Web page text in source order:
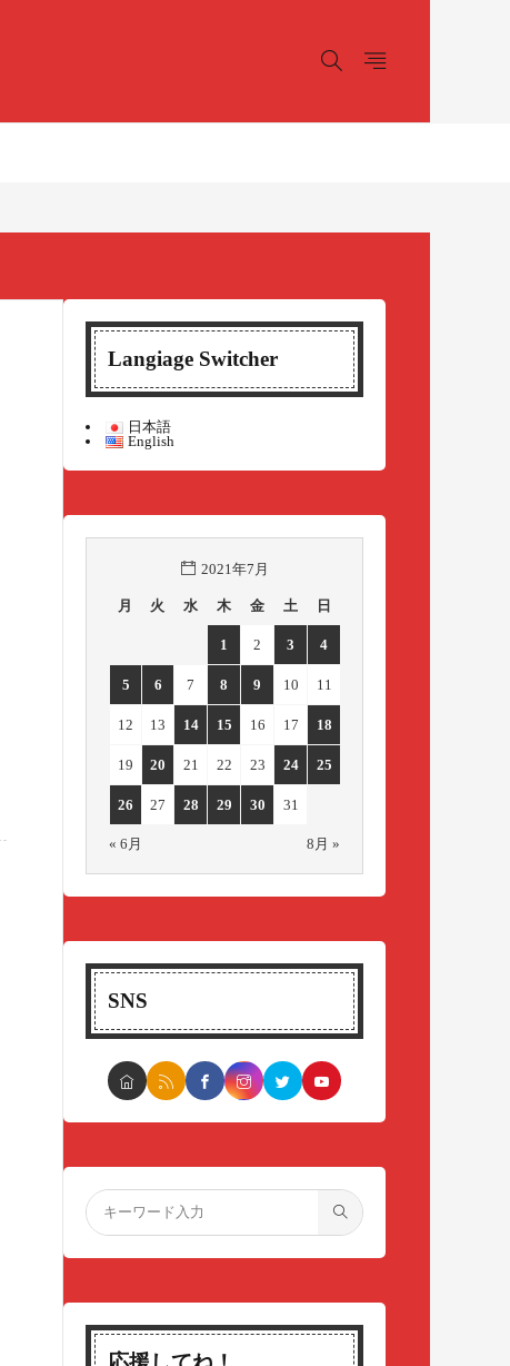
Langiage Switcher
日本語
English
2021年7月
月 火 水 木 金 土 日
1 2 3 4
5 6 7 8 9 10 11
12 13 14 15 16 17 18
19 20 21 22 23 24 25
26 27 28 29 30 31
« 6月 8月 »
SNS